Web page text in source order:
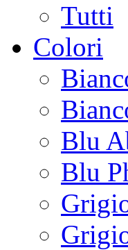
Tutti
Colori
Blu
Blu